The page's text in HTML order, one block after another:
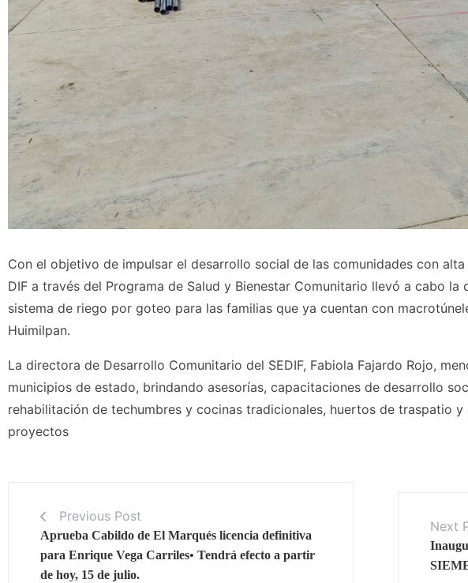
Con el objetivo de impulsar el desarrollo social de las comunidades con
DIF a través del Programa de Salud y Bienestar Comunitario llevó a cabo
sistema de riego por goteo para las familias que ya cuentan con
Huimilpan.
La directora de Desarrollo Comunitario del SEDIF, Fabiola Fajardo Rojo,
municipios de estado, brindando asesorías, capacitaciones de desarrollo
rehabilitación de techumbres y cocinas tradicionales, huertos de traspatio
proyectos
Previous Post
Aprueba Cabildo de El Marqués licencia definitiva
para Enrique Vega Carriles• Tendrá efecto a partir
de hoy, 15 de julio.
Next